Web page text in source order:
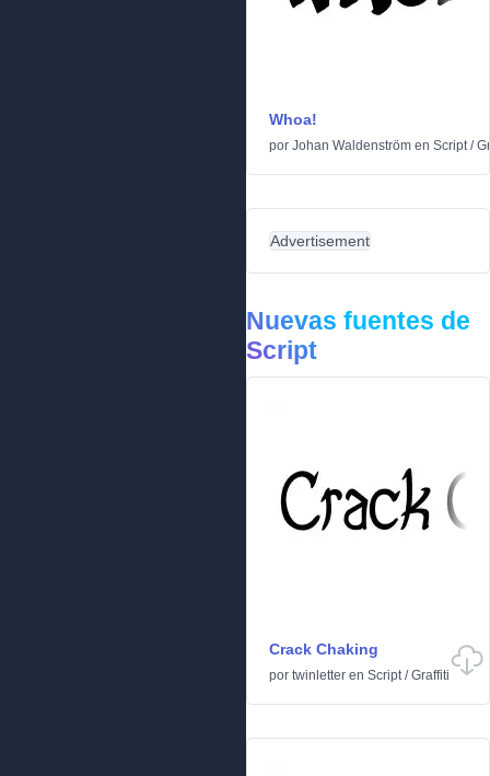
Whoa!
por Johan Waldenström en Script/
Advertisement
Nuevas fuentes de
Script
Crack Chaking
por twinletter en Script/Graffiti